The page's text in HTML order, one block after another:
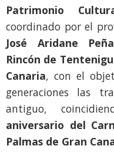
Patrimonio
coordinado por el
José Aridane
Rincón de
Canaria, con el
generaciones las
antiguo,
aniversario del
Palmas de Gran